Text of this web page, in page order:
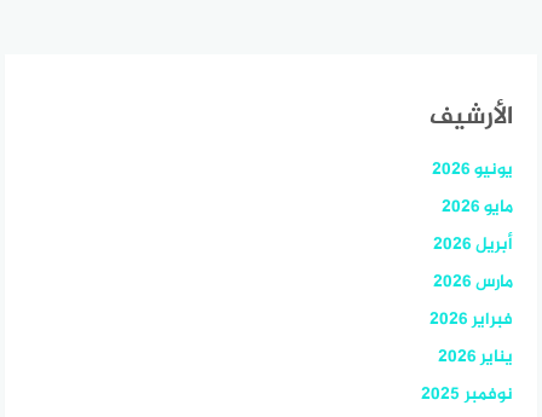
الأرشيف
يونيو 2026
مايو 2026
أبريل 2026
مارس 2026
فبراير 2026
يناير 2026
نوفمبر 2025